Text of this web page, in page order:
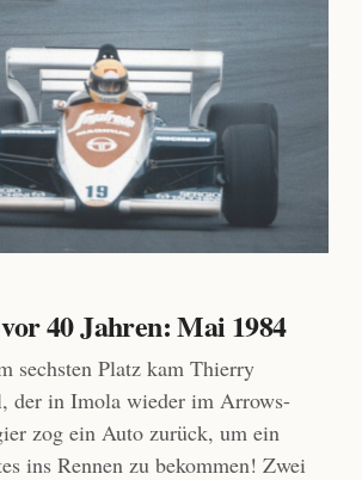
40 Jahren: Mai 1984
sechsten Platz kam Thierry
der in Imola wieder im Arrows-
zog ein Auto zurück, um ein
ins Rennen zu bekommen! Zwei